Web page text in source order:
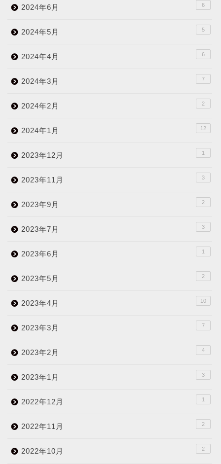
2024年6月 6
2024年5月 5
2024年4月 6
2024年3月 7
2024年2月 2
2024年1月 12
2023年12月 1
2023年11月 3
2023年9月 2
2023年7月 3
2023年6月 1
2023年5月 2
2023年4月 10
2023年3月 7
2023年2月 4
2023年1月 3
2022年12月 1
2022年11月 2
2022年10月 2